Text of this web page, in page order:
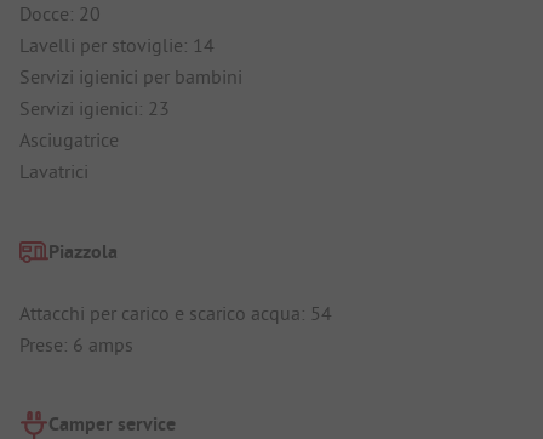
Docce: 20
Lavelli per stoviglie: 14
Servizi igienici per bambini
Servizi igienici: 23
Asciugatrice
Lavatrici
Piazzola
Attacchi per carico e scarico acqua: 54
Prese: 6 amps
Camper service